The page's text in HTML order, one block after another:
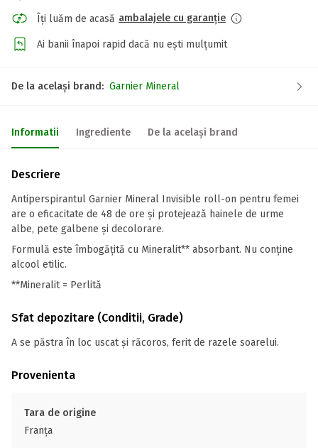
Îți luăm de acasă ambalajele cu garanție
Ai banii înapoi rapid dacă nu ești mulțumit
De la același brand: Garnier Mineral
Informatii Ingrediente De la același brand
Descriere
Antiperspirantul Garnier Mineral Invisible roll-on pentru femei
are o eficacitate de 48 de ore și protejează hainele de urme
albe, pete galbene și decolorare.
Formulă este îmbogățită cu Mineralit** absorbant. Nu conține
alcool etilic.
**Mineralit = Perlită
Sfat depozitare (Conditii, Grade)
A se păstra în loc uscat și răcoros, ferit de razele soarelui.
Provenienta
Tara de origine
Franţa